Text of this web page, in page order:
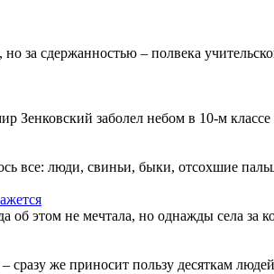
за сдержанностью – полвека
Зенковский заболел небом в 10-м
все: люди, свиньи, быки, отсохшие
об этом не мечтала, но однажды села за
сразу же приносит пользу десяткам